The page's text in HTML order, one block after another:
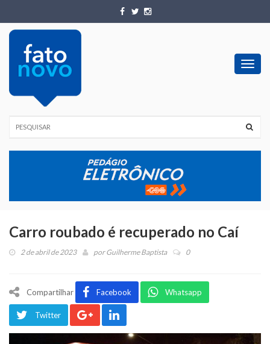
Carro roubado é recuperado no Caí
2 de abril de 2023 porGuilherme Baptista 0
Compartilhar Facebook Whatsapp
Twitter